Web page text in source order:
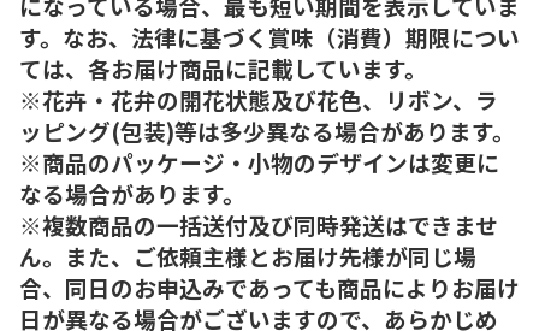
す。なお、法律に基づく賞味（消費）期限につい
ては、各お届け商品に記載しています。
※花卉・花弁の開花状態及び花色、リボン、ラ
ッピング(包装)等は多少異なる場合があります。
※商品のパッケージ・小物のデザインは変更に
なる場合があります。
※複数商品の一括送付及び同時発送はできませ
ん。また、ご依頼主様とお届け先様が同じ場
合、同日のお申込みであっても商品によりお届け
日が異なる場合がございますので、あらかじめ